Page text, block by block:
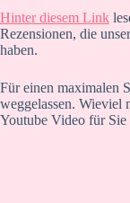
Hinter diesem Link
Rezensionen, die
haben.
Für einen maximalen
weggelassen. Wieviel
Youtube Video für Sie